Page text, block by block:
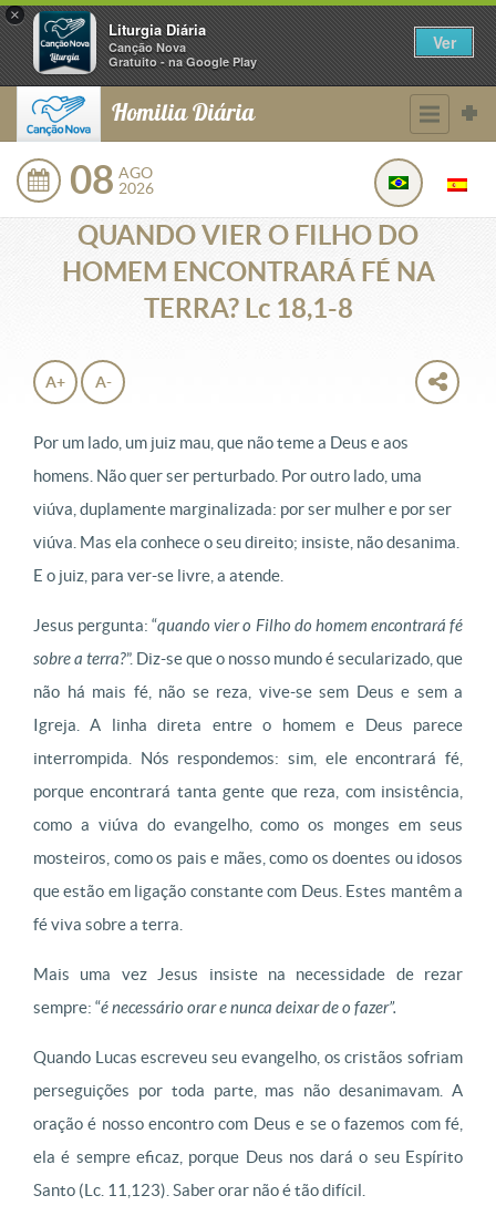
×
Liturgia Diária
Canção Nova
Gratuito - na Google Play
Ver
Homilia Diária
08 AGO
2026
QUANDO VIER O FILHO DO
HOMEM ENCONTRARÁ FÉ NA
TERRA? Lc 18,1-8
A+ A-
Por um lado, um juiz mau, que não teme a Deus e aos
homens. Não quer ser perturbado. Por outro lado, uma
viúva, duplamente marginalizada: por ser mulher e por ser
viúva. Mas ela conhece o seu direito; insiste, não desanima.
E o juiz, para ver-se livre, a atende.
Jesus pergunta: “quando vier o Filho do homem encontrará fé
sobre a terra?”. Diz-se que o nosso mundo é secularizado, que
não há mais fé, não se reza, vive-se sem Deus e sem a
Igreja. A linha direta entre o homem e Deus parece
interrompida. Nós respondemos: sim, ele encontrará fé,
porque encontrará tanta gente que reza, com insistência,
como a viúva do evangelho, como os monges em seus
mosteiros, como os pais e mães, como os doentes ou idosos
que estão em ligação constante com Deus. Estes mantêm a
fé viva sobre a terra.
Mais uma vez Jesus insiste na necessidade de rezar
sempre: “é necessário orar e nunca deixar de o fazer”.
Quando Lucas escreveu seu evangelho, os cristãos sofriam
perseguições por toda parte, mas não desanimavam. A
oração é nosso encontro com Deus e se o fazemos com fé,
ela é sempre eficaz, porque Deus nos dará o seu Espírito
Santo (Lc. 11,123). Saber orar não é tão difícil.